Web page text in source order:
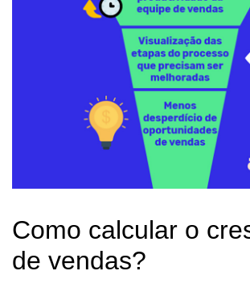
Como calcular o
de vendas?